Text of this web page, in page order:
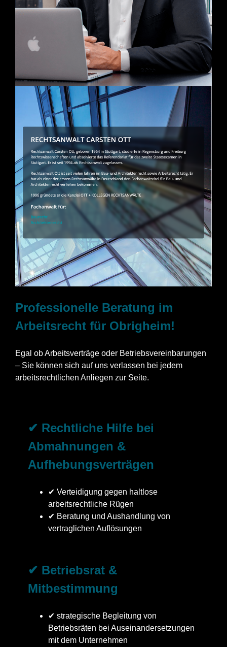
Professionelle Beratung im
Arbeitsrecht für Obrigheim!
Egal ob Arbeitsverträge oder Betriebsvereinbarungen
– Sie können sich auf uns verlassen bei jedem
arbeitsrechtlichen Anliegen zur Seite.
✔ Rechtliche Hilfe bei
Abmahnungen &
Aufhebungsverträgen
✔ Verteidigung gegen haltlose
arbeitsrechtliche Rügen
✔ Beratung und Aushandlung von
vertraglichen Auflösungen
✔ Betriebsrat &
Mitbestimmung
✔ strategische Begleitung von
Betriebsräten bei Auseinandersetzungen
mit dem Unternehmen